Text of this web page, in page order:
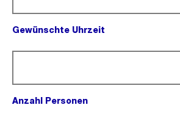
Gewünschte Uhrzeit
Anzahl Personen